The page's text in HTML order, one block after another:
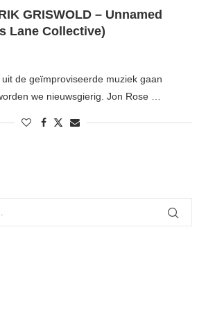
GRISWOLD – Unnamed
Lane Collective)
de geïmproviseerde muziek gaan
we nieuwsgierig. Jon Rose …